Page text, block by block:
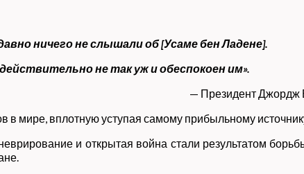
ничего не слышали об [Усаме бен Ладене].
не так уж и обеспокоен им».
— Президент Джордж
мире, вплотную уступая самому прибыльному
и открытая война стали результатом